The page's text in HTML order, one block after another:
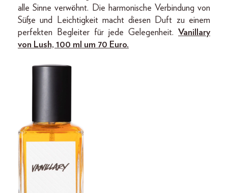
alle Sinne verwöhnt. Die harmonische Verbindung von
Süße und Leichtigkeit macht diesen Duft zu einem
perfekten Begleiter für jede Gelegenheit. Vanillary
von Lush, 100 ml um 70 Euro.